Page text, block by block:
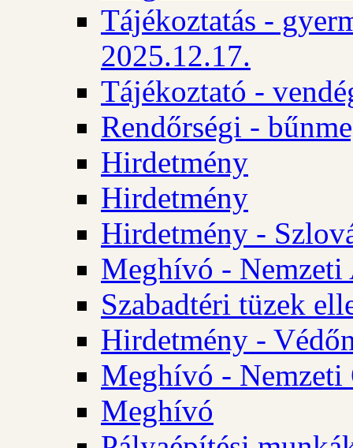
Tájékoztatás -
2025.12.17.
Tájékoztató -
Rendőrségi -
Hirdetmény
Hirdetmény
Hirdetmény -
Meghívó - Nemzeti
Szabadtéri tüzek
Hirdetmény -
Meghívó - Nemzeti
Meghívó